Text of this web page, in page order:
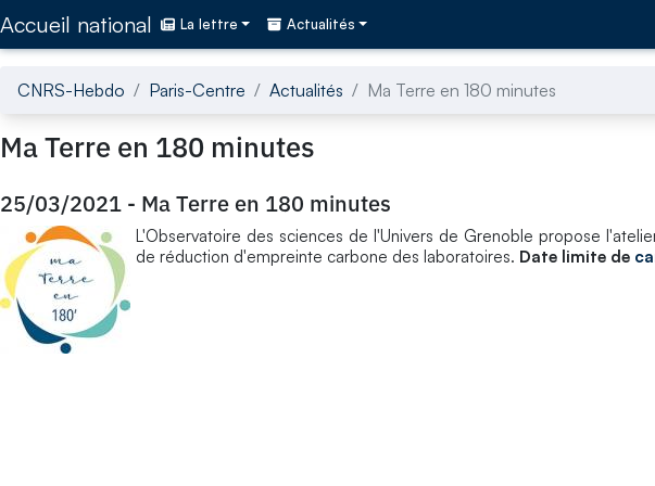
Accueil national La lettre Actualités
CNRS-Hebdo Paris-Centre Actualités Ma Terre en 180 minutes
Ma Terre en 180 minutes
25/03/2021 - Ma Terre en 180 minutes
L'Observatoire des sciences de l'Univers de Grenoble propose
de réduction d'empreinte carbone des laboratoires. Date limite de